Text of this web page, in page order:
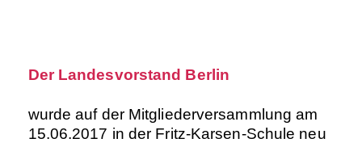
Der Landesvorstand Berlin
wurde auf der Mitgliederversammlung am
15.06.2017 in der Fritz-Karsen-Schule neu